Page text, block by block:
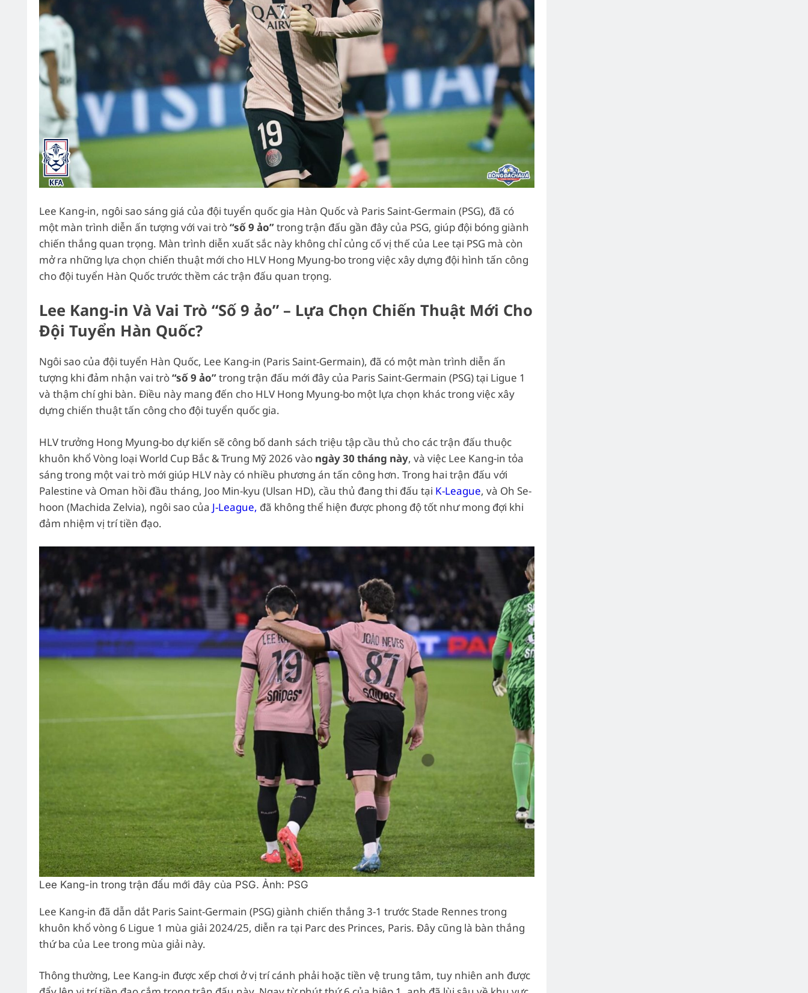
Lee Kang-in, ngôi sao sáng giá của đội tuyển quốc gia Hàn Quốc và Paris Saint-Germain (PSG), đã có
một màn trình diễn ấn tượng với vai trò“số 9 ảo”trong trận đấu gần đây của PSG, giúp đội bóng giành
chiến thắng quan trọng. Màn trình diễn xuất sắc này không chỉ củng cố vị thế của Lee tại PSG mà còn
mở ra những lựa chọn chiến thuật mới cho HLV Hong Myung-bo trong việc xây dựng đội hình tấn công
cho đội tuyển Hàn Quốc trước thềm các trận đấu quan trọng.
Lee Kang-in Và Vai Trò “Số 9 ảo” – Lựa Chọn Chiến Thuật Mới Cho
Đội Tuyển Hàn Quốc?
Ngôi sao của đội tuyển Hàn Quốc, Lee Kang-in (Paris Saint-Germain), đã có một màn trình diễn ấn
tượng khi đảm nhận vai trò“số 9 ảo”trong trận đấu mới đây của Paris Saint-Germain (PSG) tại Ligue 1
và thậm chí ghi bàn. Điều này mang đến cho HLV Hong Myung-bo một lựa chọn khác trong việc xây
dựng chiến thuật tấn công cho đội tuyển quốc gia.
HLV trưởng Hong Myung-bo dự kiến sẽ công bố danh sách triệu tập cầu thủ cho các trận đấu thuộc
khuôn khổ Vòng loại World Cup Bắc & Trung Mỹ 2026 vào ngày 30 tháng này, và việc Lee Kang-in tỏa
sáng trong một vai trò mới giúp HLV này có nhiều phương án tấn công hơn. Trong hai trận đấu với
Palestine và Oman hồi đầu tháng, Joo Min-kyu (Ulsan HD), cầu thủ đang thi đấu tại K-League, và Oh Se-
hoon (Machida Zelvia), ngôi sao của J-League, đã không thể hiện được phong độ tốt như mong đợi khi
đảm nhiệm vị trí tiền đạo.
Lee Kang-in trong trận đấu mới đây của PSG. Ảnh: PSG
Lee Kang-in đã dẫn dắt Paris Saint-Germain (PSG) giành chiến thắng 3-1 trước Stade Rennes trong
khuôn khổ vòng 6 Ligue 1 mùa giải 2024/25, diễn ra tại Parc des Princes, Paris. Đây cũng là bàn thắng
thứ ba của Lee trong mùa giải này.
Thông thường, Lee Kang-in được xếp chơi ở vị trí cánh phải hoặc tiền vệ trung tâm, tuy nhiên anh được